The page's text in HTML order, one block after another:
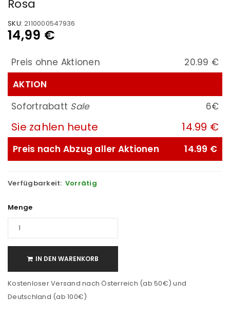
Rosa
SKU: 2110000547936
14,99 €
Preis ohne Aktionen
20.99 €
AKTION
Sofortrabatt Sale 6€
Sie zahlen heute 14.99 €
Preis nach Abzug aller Aktionen 14.99 €
Verfügbarkeit: Vorrätig
Menge
IN DEN WARENKORB
Kostenloser Versand nach Österreich (ab 50€) und
Deutschland (ab 100€)